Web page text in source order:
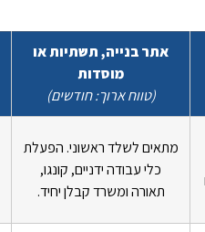
אתר בנייה, תשתיות או
מוסדות
(טווח ארוך: חודשים)
מתאים לשלד ראשוני. הפעלת
כלי עבודה ידניים, קונגו,
תאורה ומשרד קבלן יחיד.